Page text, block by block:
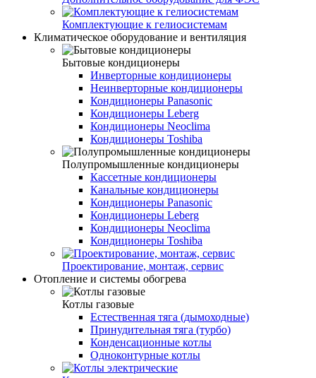
Комплектующие к гелиосистемам
Климатическое оборудование и вентиляция
Бытовые кондиционеры
Инверторные кондиционеры
Неинверторные кондиционеры
Кондиционеры Panasonic
Кондиционеры Leberg
Кондиционеры Neoclima
Кондиционеры Toshiba
Полупромышленные кондиционеры
Кассетные кондиционеры
Канальные кондиционеры
Кондиционеры Panasonic
Кондиционеры Leberg
Кондиционеры Neoclima
Кондиционеры Toshiba
Проектирование, монтаж, сервис
Отопление и системы обогрева
Котлы газовые
Естественная тяга (дымоходные)
Принудительная тяга (турбо)
Конденсационные котлы
Одноконтурные котлы